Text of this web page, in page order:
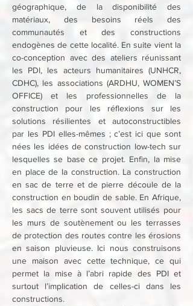
géographique, de la disponibilité des
matériaux, des besoins réels des
communautés et des constructions
endogènes de cette localité. En suite vient la
co-conception avec des ateliers réunissant
les PDI, les acteurs humanitaires (UNHCR,
CDHC), les associations (ARDHU, WOMEN’S
OFFICE) et les professionnelles de la
construction pour les réflexions sur les
solutions résilientes et autoconstructibles
par les PDI elles-mêmes ; c’est ici que sont
nées les idées de construction low-tech sur
lesquelles se base ce projet. Enfin, la mise
en place de la construction. La construction
en sac de terre et de pierre découle de la
construction en boudin de sable. En Afrique,
les sacs de terre sont souvent utilisés pour
les murs de soutènement ou les terrasses
de protection des routes contre les érosions
en saison pluvieuse. Ici nous construisons
une maison avec cette technique, ce qui
permet la mise à l’abri rapide des PDI et
surtout l’implication de celles-ci dans les
constructions.